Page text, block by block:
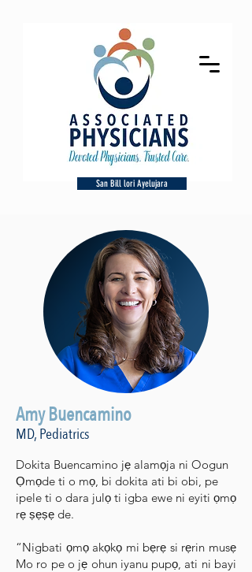
San Bill lori Ayelujara
Amy Buencamino
MD, Pediatrics
Dokita Buencamino jẹ alamọja ni Oogun
Ọmọde ti o mọ, bi dokita ati bi obi, pe
ipele ti o dara julọ ti igba ewe ni eyiti ọmọ
rẹ ṣẹṣẹ de.
“Nigbati ọmọ akọkọ mi bẹrẹ si rẹrin musẹ
Mo ro pe o jẹ ohun iyanu pupọ, ati ni bayi